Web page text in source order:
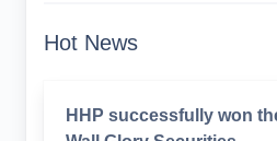
Hot News
HHP successfully won